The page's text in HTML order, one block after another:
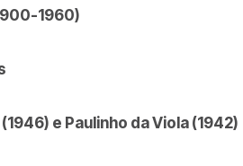
1960)
e Paulinho da Viola (1942)